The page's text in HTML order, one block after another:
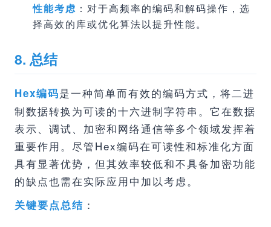
性能考虑 ：对于高频率的编码和解码操作，选
择高效的库或优化算法以提升性能。
8. 总结
Hex编码是一种简单而有效的编码方式，将二进
制数据转换为可读的十六进制字符串。它在数据
表示、调试、加密和网络通信等多个领域发挥着
重要作用。尽管Hex编码在可读性和标准化方面
具有显著优势，但其效率较低和不具备加密功能
的缺点也需在实际应用中加以考虑。
关键要点总结 ：